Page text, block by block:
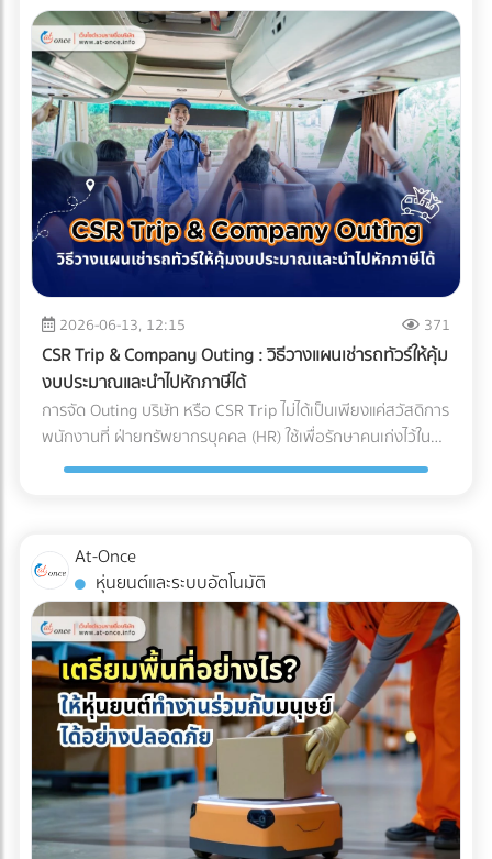
บรรจุภัณฑ์ (Sealing) จะต้องดำเนินการให้เสร็จสิ้นภายใน
Cleanroom ทั้งหมด บรรจุภัณฑ์ที่ใช้มักเป็นถุงฟอยล์หรือถุง
Tyvek ที่ได้มาตรฐานการแพทย์ เมื่อซีลปิดผนึกเรียบร้อยแล้ว จึง
จะสามารถนำชิ้นงานนั้นออกจาก Cleanroom สู่คลังสินค้าปกติ
ได้ บทสรุป: ความมั่นใจที่ส่งต่อถึงมือผู้ป่วย การลงทุนสร้างและ
บำรุงรักษา Cleanroom มีต้นทุนที่สูงมาก ทั้งค่าระบบปรับอากาศ
ค่าชุดป้องกัน (Gowning) และการตรวจสอบมาตรฐานประจำปี แต่
สำหรับอุตสาหกรรมการแพทย์ นี่คือการลงทุนที่ประเมินค่าไม่ได้
สำหรับฝ่ายจัดซื้อหรือเจ้าของแบรนด์อุปกรณ์การแพทย์ การ
เลือกพาร์ทเนอร์ หรือ OEM โรงงานพลาสติกที่ได้รับการรับรอง
มาตรฐาน Cleanroom (ISO 14644) และระบบบริหารงาน
คุณภาพสำหรับเครื่องมือแพทย์ (ISO 13485) ไม่เพียงแต่ช่วยลด
ความเสี่ยงในการถูกตีกลับสินค้า (Product Recall) แต่ยัง
เป็นการสร้างความมั่นใจสูงสุดว่า ผลิตภัณฑ์ของคุณจะปลอดภัย
และพร้อมช่วยชีวิตผู้ป่วยได้อย่างแท้จริง
โลก (Eco-Friendly Refrigerants) ซึ่งมักจะมีแรงดันสูงกว่า
น้ำยาแอร์ยุคเก่า ชิ้นส่วนราคาถูกอาจไม่ได้ถูกออกแบบมาเพื่อ
รองรับสเปกใหม่นี้ ทำให้ไม่ผ่านมาตรฐานความปลอดภัย
นอกจากนี้ หากซัพพลายเออร์ต้นทางไม่มีระบบจัดการสิ่ง
แวดล้อมที่ดี โรงงานก็อาจเผชิญความยากลำบากในการขอใบรับ
รองสากลเพื่อส่งออกสินค้าไปต่างประเทศ บทสรุป: การเปลี่ยน
มุมมองจาก "ราคา" สู่ "ความคุ้มค่า" แบรนด์ผู้ผลิตเครื่องปรับ
อากาศชั้นนำระดับโลก ล้วนเข้าใจถึงกฎข้อนี้ดี พวกเขาจึงมักไม่
ประนีประนอมกับชิ้นส่วนกลไกที่อยู่ภายใน และเจาะจงเลือกใช้ผู้
ผลิตชิ้นส่วน (OEM) ที่มีกระบวนการตรวจสอบคุณภาพแบบ
Standards หรือมาตรฐาน ISO) เท่านั้น การเปลี่ยนมุมมองจาก
การหา "อะไหล่ที่ถูกที่สุด" เป็น "อะไหล่ที่ลดความเสี่ยงได้มากที่สุด"
คือกุญแจสำคัญที่ทำให้องค์กรเติบโตอย่างยั่งยืน การเลือก
ซัพพลายเออร์จึงไม่ใช่แค่การเปรียบเทียบใบเสนอราคา แต่คือการ
มองหา "พาร์ทเนอร์เชิงกลยุทธ์" ที่สามารถช่วยควบคุม Total
Cost of Ownership ได้อย่างแท้จริง ท้ายที่สุดแล้ว การลงทุนกับ
ชิ้นส่วนที่มีคุณภาพตั้งแต่ต้นทาง ย่อมเป็นทางเลือกที่คุ้มค่ากว่า
อาจกลายเป็นเพียง "ผงชาสีหม่น" ที่สูญเสียทั้งเอกลักษณ์และ
มูลค่า กุญแจสำคัญที่อยู่เบื้องหลังการคงสภาพความสดใหม่ สี
เขียวสว่าง และกลิ่นอูมามิของมัทฉะไว้ได้อย่างสมบูรณ์แบบ คือ
ระบบขนส่งที่เรียกว่า Cold Chain Logistics (ระบบห่วงโซ่ความ
เย็น) ทำไม "มัทฉะ" ถึงต้องการการดูแลระดับพิเศษ? ก่อนจะเข้าใจ
ความสำคัญของการขนส่ง ต้องเข้าใจธรรมชาติของผงมัทฉะ
ก่อน มัทฉะคือการนำใบชาทั้งใบไปบดละเอียดด้วยโม่หินจนเป็นผง
ขนาดไมครอน ทำให้ตัวผงชามีพื้นที่ผิวสัมผัสกับอากาศมาก ศัตรู
ตัวร้ายที่ทำลายคุณภาพของมัทฉะมีอยู่ 3 ประการหลัก: ความ
ร้อน (Heat): อุณหภูมิที่สูงเกินไปจะเร่งกระบวนการสลายตัวของ
คลอโรฟิลล์ (Chlorophyll) ทำให้สีเขียวสว่างสดใส (Vibrant
Green) กลายเป็นสีเหลืองอมน้ำตาล (Yellowish-brown)
ออกซิเจน (Oxygen): ทำให้เกิดปฏิกิริยาออกซิเดชัน (Oxidation)
ซึ่งจะทำลายสารประกอบที่ให้กลิ่นหอม (Aroma) และสารต้าน
อนุมูลอิสระ (Catechins) ทำให้รสชาติอูมามิหายไป และเกิดความ
ขมฝาดขึ้นมาแทน ความชื้นและแสง (Moisture & Light): เร่งการ
เติบโตของจุลินทรีย์ และทำให้สีของชาซีดจางลงอย่างรวดเร็ว
Cold Chain Logistics ทำงานอย่างไรในเส้นทาง ญี่ปุ่น-ไทย?
รอยต่อ" (Seamless Temperature Control) ตั้งแต่หน้าฟาร์มที่
ญี่ปุ่นจนถึงประตูโรงงานในไทย 1. Origin (ต้นทางที่ญี่ปุ่น):
กระบวนการเริ่มต้นตั้งแต่หลังจากการบด ผงมัทฉะจะถูกบรรจุใน
ถุงฟอยล์ทึบแสงแบบสุญญากาศ หรือซีลพร้อมซองดูดออกซิเจน
ทันที จากนั้นจะถูกนำไปจัดเก็บในคลังสินค้าควบคุมอุณหภูมิ (มัก
จะต่ำกว่า 15°C หรือในบางเกรดอาจติดลบ) 2. Transit (ระหว่าง
การเดินทาง): การขนส่งทางเรือ (Ocean Freight) จากญี่ปุ่นมา
ไทยใช้เวลาประมาณ 10-14 วัน หากใช้ตู้คอนเทนเนอร์ปกติ (Dry
Container) อุณหภูมิภายในตู้อาจพุ่งสูงถึง 50-60°C ในตอน
กลางวัน ซึ่งจะอบผงมัทฉะจนเสื่อมสภาพทั้งหมด ธุรกิจ B2B จึง
ต้องเลือกใช้ ตู้คอนเทนเนอร์ควบคุมอุณหภูมิ (Reefer
Container) ที่สามารถตั้งค่าอุณหภูมิให้คงที่ตลอดการเดินทาง
2026-06-13, 12:15 371
CSR Trip & Company Outing : วิธีวางแผนเช่ารถทัวร์ให้คุ้ม
งบประมาณและนำไปหักภาษีได้
การจัด Outing บริษัท หรือ CSR Trip ไม่ได้เป็นเพียงแค่สวัสดิการ
พนักงานที่ ฝ่ายทรัพยากรบุคคล (HR) ใช้เพื่อรักษาคนเก่งไว้ใน
องค์กรเท่านั้น แต่ในมุมมองของผู้บริหารและฝ่ายบัญชี กิจกรรม
หากมีการวางแผนอย่างถูกต้องตามข้อกำหนดของกรม
สรรพากร เงื่อนไขการนำค่าใช้จ่าย Outing & CSR ไปหักภาษี
บริษัท การจะตอบคำถามว่า "เช่ารถบัสจัดสัมมนา หักภาษีได้
ไหม?" ต้องพิจารณาเงื่อนไขหลัก ดังนี้: ต้องมีวัตถุประสงค์เพื่อ
การพัฒนาบุคลากร: กิจกรรมต้องมีกำหนดการ (Itinerary)
ชัดเจน เช่น มีการอบรมสัมมนา หรือทำกิจกรรม CSR ที่เป็น
ประโยชน์ต่อสังคม เป็นสิทธิประโยชน์ที่พนักงานทุกคนเข้าถึงได้:
ต้องเป็นการจัดเลี้ยงหรือสวัสดิการที่ให้สิทธิพนักงานทุกคนอย่าง
เท่าเทียม ไม่เลือกปฏิบัติเฉพาะกลุ่ม มีหลักฐานการจ่ายเงินที่ถูก
ต้อง: ต้องมีใบกำกับภาษี/ใบเสร็จรับเงินที่ระบุชื่อบริษัทของคุณ
อย่างครบถ้วน 3 เทคนิคเช่ารถทัวร์เหมาคันให้ "ประหยัดงบ" และ
At-Once
หุ่นยนต์และระบบอัตโนมัติ